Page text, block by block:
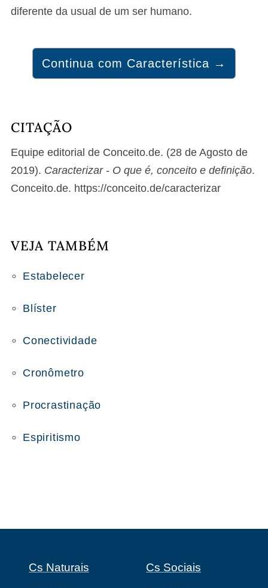
diferente da usual de um ser humano.
Continua com Característica →
CITAÇÃO
Equipe editorial de Conceito.de. (28 de Agosto de
2019). Caracterizar - O que é, conceito e definição.
Conceito.de. https://conceito.de/caracterizar
VEJA TAMBÉM
Estabelecer
Blíster
Conectividade
Cronômetro
Procrastinação
Espiritismo
Cs Naturais Cs Sociais